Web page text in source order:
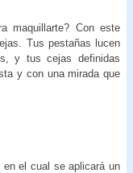
maquillarte? Con este
Tus pestañas lucen
y tus cejas definidas
y con una mirada que
, en el cual se aplicará un